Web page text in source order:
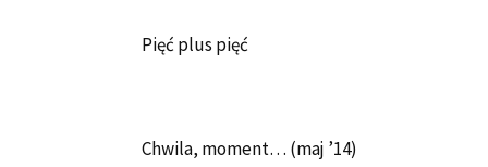
Pięć plus pięć
Chwila, moment… (maj ’14)